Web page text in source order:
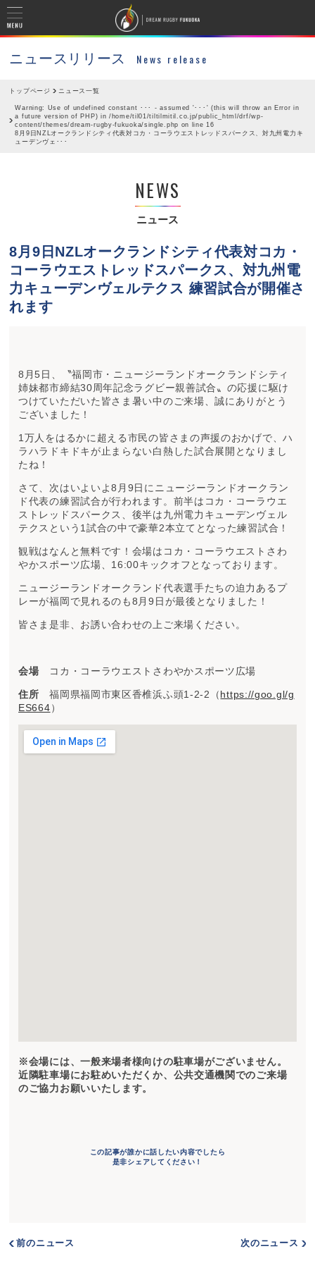
ニュースリリース News release
トップページ ニュース一覧
Warning: Use of undefined constant ･･･ - assumed '･･･' (this will throw an Error in
a future version of PHP) in/home/til01/tiltilmitil.co.jp/public_html/drf/wp-
content/themes/dream-rugby-fukuoka/single.php on line16
8月9日NZLオークランドシティ代表対コカ・コーラウエストレッドスパークス、対九州電力キ
ューデンヴェ･･･
NEWS
ニュース
8月9日NZLオークランドシティ代表対コカ・
コーラウエストレッドスパークス、対九州電
力キューデンヴェルテクス 練習試合が開催さ
れます
8月5日、〝福岡市・ニュージーランドオークランドシティ
姉妹都市締結30周年記念ラグビー親善試合〟の応援に駆け
つけていただいた皆さま暑い中のご来場、誠にありがとう
ございました！
1万人をはるかに超える市民の皆さまの声援のおかげで、ハ
ラハラドキドキが止まらない白熱した試合展開となりまし
たね！
さて、次はいよいよ8月9日にニュージーランドオークラン
ド代表の練習試合が行われます。前半はコカ・コーラウエ
ストレッドスパークス、後半は九州電力キューデンヴェル
テクスという1試合の中で豪華2本立てとなった練習試合！
観戦はなんと無料です！会場はコカ・コーラウエストさわ
やかスポーツ広場、16:00キックオフとなっております。
ニュージーランドオークランド代表選手たちの迫力あるプ
レーが福岡で見れるのも8月9日が最後となりました！
皆さま是非、お誘い合わせの上ご来場ください。
会場 コカ・コーラウエストさわやかスポーツ広場
住所福岡県福岡市東区香椎浜ふ頭1-2-2（https://goo.gl/g
ES664）
※会場には、一般来場者様向けの駐車場がございません。
近隣駐車場にお駐めいただくか、公共交通機関でのご来場
のご協力お願いいたします。
この記事が誰かに話したい内容でしたら
是非シェアしてください！
前のニュース 次のニュース